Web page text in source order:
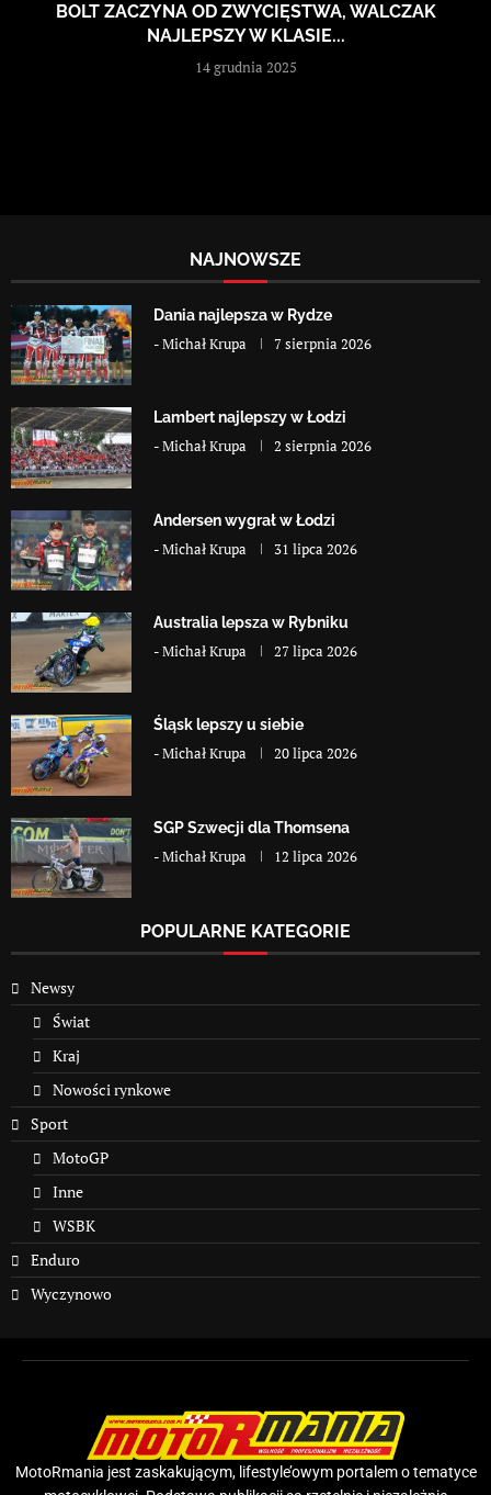
BOLT ZACZYNA OD ZWYCIĘSTWA, WALCZAK
NAJLEPSZY W KLASIE...
14 grudnia 2025
NAJNOWSZE
Dania najlepsza w Rydze
-Michał Krupa 7 sierpnia 2026
Lambert najlepszy w Łodzi
-Michał Krupa 2 sierpnia 2026
Andersen wygrał w Łodzi
-Michał Krupa 31 lipca 2026
Australia lepsza w Rybniku
-Michał Krupa 27 lipca 2026
Śląsk lepszy u siebie
-Michał Krupa 20 lipca 2026
SGP Szwecji dla Thomsena
-Michał Krupa 12 lipca 2026
POPULARNE KATEGORIE
Newsy
Świat
Kraj
Nowości rynkowe
Sport
MotoGP
Inne
WSBK
Enduro
Wyczynowo
MotoRmania jest zaskakującym, lifestyle’owym portalem o tematyce